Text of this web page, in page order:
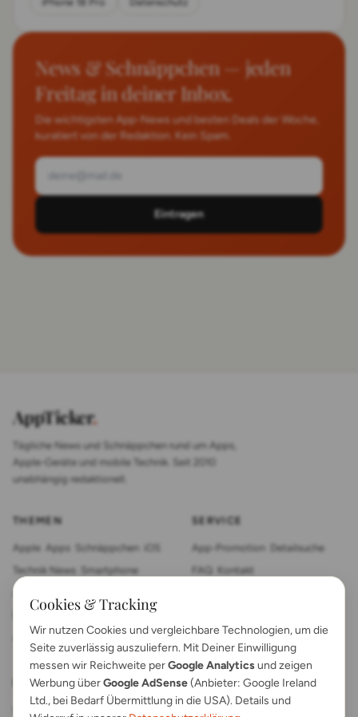
News & Schnäppchen — jeden
Freitag in deiner Inbox.
Die wichtigsten App-News und besten Deals der Woche,
kuratiert von der Redaktion. Kein Spam.
Eintragen
AppTicker.
Tägliche News und Schnäppchen rund um Apps,
Apple-Geräte und mobile Technik. Seit 2010
unabhängig redaktionell.
THEMEN
Apple Apps Schnäppchen
Technik News
Smartphone
Anleitungen Gadgets
SERVICE
App-Promotion
Detailsuche
FAQ
Kontakt
RECHTLICHES
Cookies & Tracking
Wir nutzen Cookies und vergleichbare Technologien, um die
Seite zuverlässig auszuliefern. Mit Deiner Einwilligung
messen wir Reichweite perGoogle Analyticsund zeigen
Werbung überGoogle AdSense(Anbieter: Google Ireland
Ltd., bei Bedarf Übermittlung in die USA). Details und